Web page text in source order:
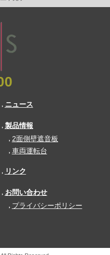
ニュース
製品情報
2面側壁遮音板
車両運転台
リンク
お問い合わせ
プライバシーポリシー